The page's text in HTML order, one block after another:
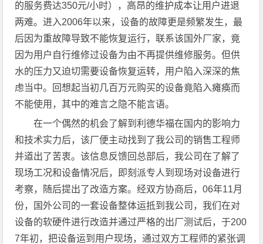
的服务费达350元/小时），高昂的维护成本让用户进退
两难。进入2006年以来，设备的故障更是频繁发生，最
后因为重故障导致不能恢复运行，联系该国外厂家，竟
因为用户自行维修过设备为由不再提供维修服务。但供
水的压力又迫切需要设备恢复运转，用户陷入深深的焦
虑当中。回想起当初几百万元购买的设备竟陷入瘫痪而
不能使用，其中的难言之隐不能言语。
在一个偶然的机会了解到利德华福在国内的影响力
和技术实力后，该厂便主动找到了我公司的销售工程师
并道出了苦衷。该信息反馈回总部后，我公司在了解了
现场工况和设备情况后，即刻派专人到现场对设备进行
考察，随后提出了改造方案。经双方协商后，06年11月
份，国外公司的一套设备整体运抵到我公司，我们在对
设备的软硬件进行改造并通过严格的出厂测试后，于200
7年初，把设备运到用户现场，通过双方工程师的紧张调